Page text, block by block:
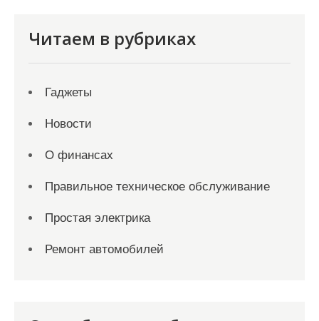
Читаем в рубриках
Гаджеты
Новости
О финансах
Правильное техническое обслуживание
Простая электрика
Ремонт автомобилей